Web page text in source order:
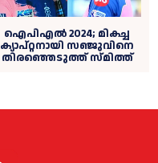
ഐപിഎൽ 2024; മികച്ച
ക്യാപ്റ്റനായി സഞ്ജുവിനെ
തിരഞ്ഞെടുത്ത് സ്മിത്ത്